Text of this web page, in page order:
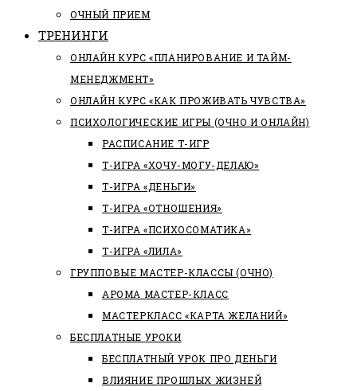
ОЧНЫЙ ПРИЕМ
ТРЕНИНГИ
ОНЛАЙН КУРС «ПЛАНИРОВАНИЕ И ТАЙМ-
МЕНЕДЖМЕНТ»
ОНЛАЙН КУРС «КАК ПРОЖИВАТЬ ЧУВСТВА»
ПСИХОЛОГИЧЕСКИЕ ИГРЫ (ОЧНО И ОНЛАЙН)
РАСПИСАНИЕ Т-ИГР
Т-ИГРА «ХОЧУ-МОГУ-ДЕЛАЮ»
Т-ИГРА «ДЕНЬГИ»
Т-ИГРА «ОТНОШЕНИЯ»
Т-ИГРА «ПСИХОСОМАТИКА»
Т-ИГРА «ЛИЛА»
ГРУППОВЫЕ МАСТЕР-КЛАССЫ (ОЧНО)
АРОМА МАСТЕР-КЛАСС
МАСТЕРКЛАСС «КАРТА ЖЕЛАНИЙ»
БЕСПЛАТНЫЕ УРОКИ
БЕСПЛАТНЫЙ УРОК ПРО ДЕНЬГИ
ВЛИЯНИЕ ПРОШЛЫХ ЖИЗНЕЙ